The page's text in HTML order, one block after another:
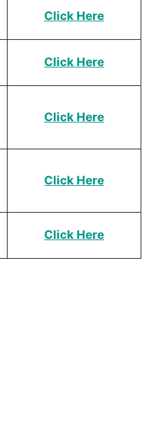
Click Here
Click Here
Click Here
Click Here
Click Here